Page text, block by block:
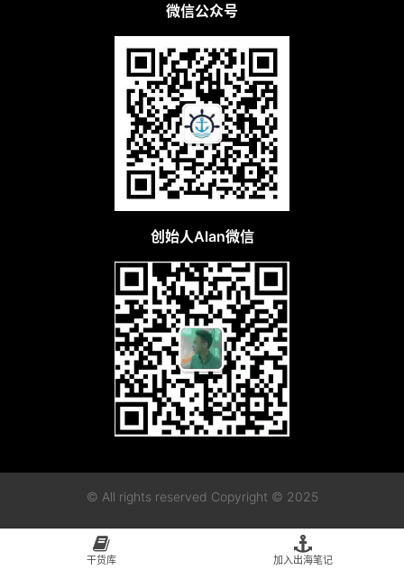
微信公众号
创始人Alan微信
© All rights reserved Copyright © 2025
粤ICP备2023115955号-1 粤公网安备44010402003128
干货库 加入出海笔记